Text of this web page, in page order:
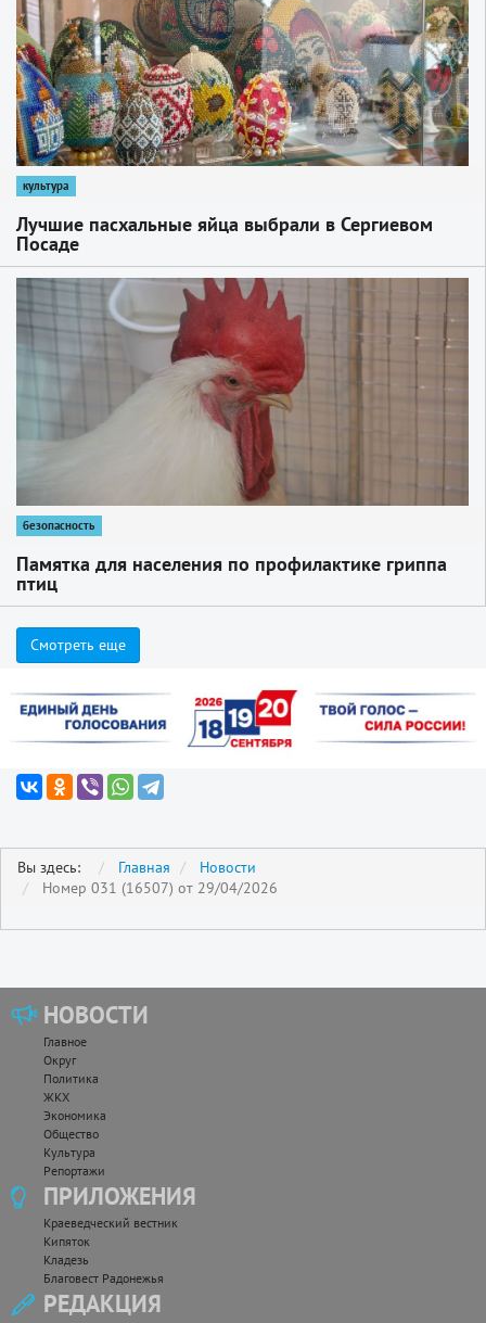
культура
Лучшие пасхальные яйца выбрали в Сергиевом
Посаде
безопасность
Памятка для населения по профилактике гриппа
птиц
Смотреть еще
Вы здесь: Главная
Новости
Номер 031 (16507) от 29/04/2026
НОВОСТИ
Главное
Округ
Политика
ЖКХ
Экономика
Общество
Культура
Репортажи
ПРИЛОЖЕНИЯ
Краеведческий вестник
Кипяток
Кладезь
Благовест Радонежья
РЕДАКЦИЯ